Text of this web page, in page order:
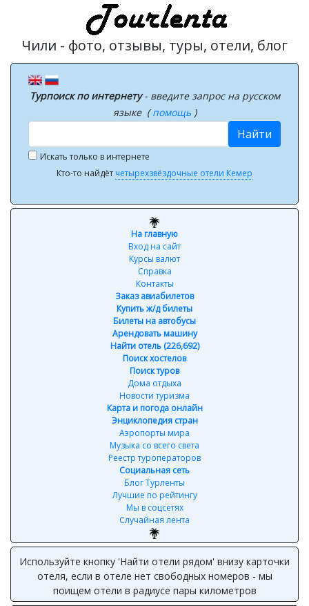
Чили - фото, отзывы, туры, отели, блог
Турпоиск по интернету- введите запрос на русском
языке (помощь )
Найти
Искать только в интернете
Кто-то найдёт четырехзвёздочные отели Кемер
На главную
Вход на сайт
Курсы валют
Справка
Контакты
Заказ авиабилетов
Купить ж/д билеты
Билеты на автобусы
Арендовать машину
Найти отель (226,692)
Поиск хостелов
Поиск туров
Дома отдыха
Новости туризма
Карта и погода онлайн
Энциклопедия стран
Аэропорты мира
Музыка со всего света
Реестр туроператоров
Социальная сеть
Блог Турленты
Лучшие по рейтингу
Мы в соцсетях
Случайная лента
Используйте кнопку 'Найти отели рядом' внизу карточки
отеля, если в отеле нет свободных номеров - мы
поищем отели в радиусе пары километров